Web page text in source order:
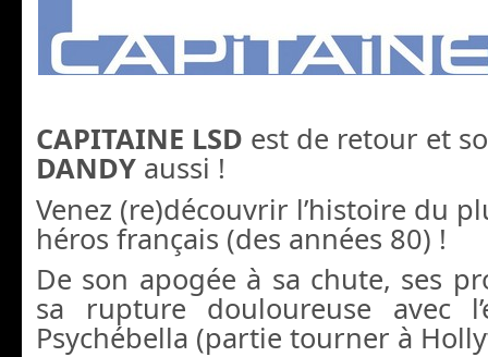
CAPITAINE LSD est de retour et
DANDY aussi !
Venez (re)découvrir l’histoire du
héros français (des années 80) !
De son apogée à sa chute, ses
sa rupture douloureuse avec
Psychébella (partie tourner à